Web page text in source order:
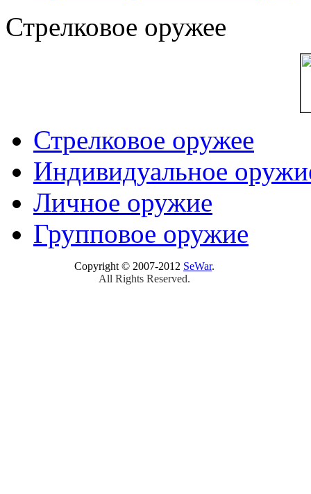
Стрелковое оружее
Стрелковое оружее
Индивидуальное
Личное оружие
Групповое оружие
Copyright © 2007-2012 SeWar.
All Rights Reserved.